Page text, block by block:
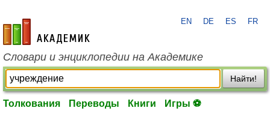
academic.ru
EN DE ES FR
Словари и энциклопедии на Академике
Найти!
Толкования Переводы Книги Игры ⚽